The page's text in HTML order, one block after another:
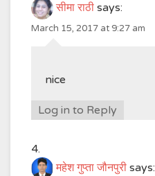
सीमा राठी says:
March 15, 2017 at 9:27 am
nice
Log in to Reply
महेश गुप्ता जौनपुरी says: